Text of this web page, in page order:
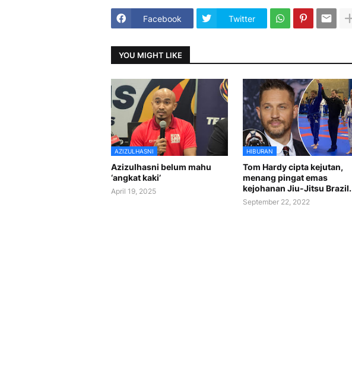
Facebook Twitter
YOU MIGHT LIKE
AZIZULHASNI
Azizulhasni belum mahu
‘angkat kaki’
April 19, 2025
HIBURAN
Tom Hardy cipta kejutan,
menang pingat emas
kejohanan Jiu-Jitsu Brazil.
September 22, 2022